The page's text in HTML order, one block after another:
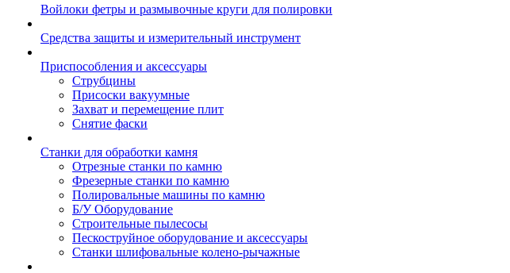
Войлоки фетры и размывочные круги для полировки
Средства защиты и измерительный инструмент
Приспособления и аксессуары
Струбцины
Присоски вакуумные
Захват и перемещение плит
Снятие фаски
Станки для обработки камня
Отрезные станки по камню
Фрезерные станки по камню
Полировальные машины по камню
Б/У Оборудование
Строительные пылесосы
Пескоструйное оборудование и аксессуары
Станки шлифовальные колено-рычажные